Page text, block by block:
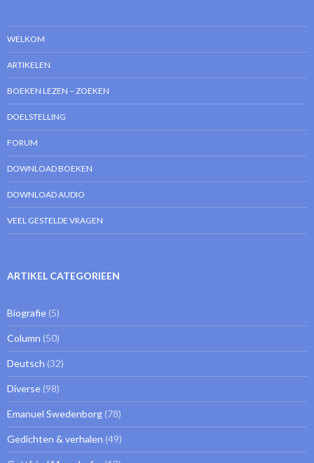
WELKOM
ARTIKELEN
BOEKEN LEZEN – ZOEKEN
DOELSTELLING
FORUM
DOWNLOAD BOEKEN
DOWNLOAD AUDIO
VEEL GESTELDE VRAGEN
ARTIKEL CATEGORIEEN
Biografie (5)
Column (50)
Deutsch (32)
Diverse (98)
Emanuel Swedenborg (78)
Gedichten & verhalen (49)